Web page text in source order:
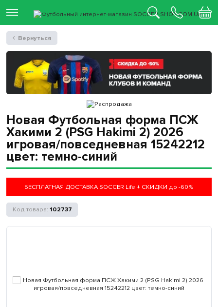
Новая Футбольная форма ПСЖ
Хакими 2 (PSG Hakimi 2) 2026
игровая/повседневная 15242212
цвет: темно-синий
БЕСПЛАТНАЯ ДОСТАВКА SOCCER Life + СКИДКИ до -60%
102737
Вернуться